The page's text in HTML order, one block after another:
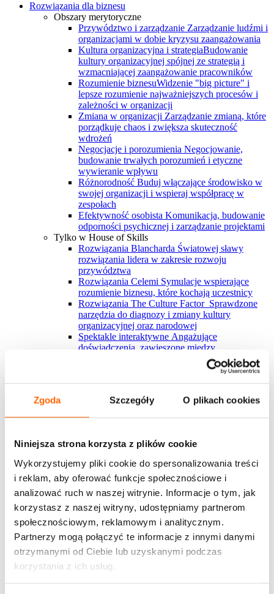
Zgoda Szczegóły O plikach cookies
Niniejsza strona korzysta z plików cookie
Wykorzystujemy pliki cookie do spersonalizowania treści
i reklam, aby oferować funkcje społecznościowe i
analizować ruch w naszej witrynie. Informacje o tym, jak
korzystasz z naszej witryny, udostępniamy partnerom
społecznościowym, reklamowym i analitycznym.
Partnerzy mogą połączyć te informacje z innymi danymi
otrzymanymi od Ciebie lub uzyskanymi podczas
korzystania z ich usług.
Rozwiązania dla biznesu
Obszary merytoryczne
Przywództwo i zarządzanie Zarządzanie ludźmi i
organizacjami w dobie kryzysu zaangażowania
Kultura organizacyjna i strategiaBudowanie
kultury organizacyjnej spójnej ze strategią i
wzmacniającej zaangażowanie pracowników
Rozumienie biznesuWidzenie "big picture" i
lepsze rozumienie najważniejszych procesów i
zależności w organizacji
Zmiana w organizacji Zarządzanie zmianą, które
porządkuje chaos i zwiększa skuteczność
wdrożeń
Negocjacje i porozumienia Negocjowanie,
budowanie trwałych porozumień i etyczne
wywieranie wpływu
Różnorodność Buduj włączające środowisko w
swojej organizacji i wspieraj współpracę w
zespołach
Efektywność osobista Komunikacja, budowanie
odporności psychicznej i zarządzanie projektami
Tylko w House of Skills
Rozwiązania Blancharda Światowej sławy
rozwiązania lidera w zakresie rozwoju
przywództwa
Rozwiązania Celemi Symulacje wspierające
rozumienie biznesu, które kochają uczestnicy
Rozwiązania The Culture Factor Sprawdzone
narzędzia do diagnozy i zmiany kultury
organizacyjnej oraz narodowej
Spektakle interaktywne Angażujące
doświadczenia, zawieszone między
rzeczywistością a fikcją, które inspirują do
pracy? U nas to możliwe
którego uczestnicy stają się częścią
Zakaz gotowania żaby
Nowy spektakl
interaktywny o mechanizmach nadużywania
władzy i przekraczania granic w miejscu pracy
Development CenterPoznaj autorskie podejście
House of Skills do diagnozy kompetencji dla
kluczowych grup pracowmików
Marka osobista w organizacjiSzkolenie dotyczy
budowania marki osobistej wewnątrz
organizacji/zespole w jakiej pracuje uczestnik
Zobacz więcej